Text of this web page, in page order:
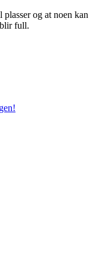
og at noen kan
full.